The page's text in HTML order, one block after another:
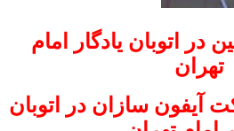
در اتوبان یادگار امام
تهران
سازان در اتوبان